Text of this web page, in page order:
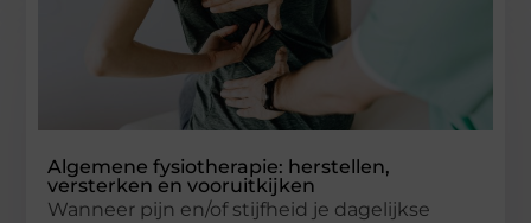
Algemene fysiotherapie: herstellen,
versterken en vooruitkijken
Wanneer pijn en/of stijfheid je dagelijkse